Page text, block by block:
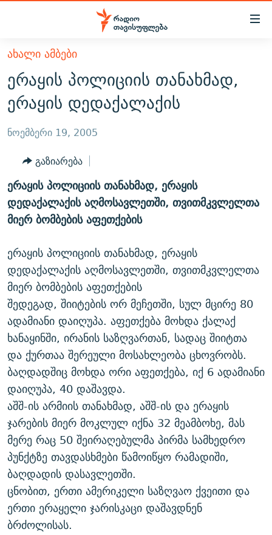
Accessibility
მთავარ
შინაარსზე
დაბრუნება
მთავარ
დაბრუნება
ძიებაზე
დაბრუნება
ᲐᲮᲐᲚᲘ ᲐᲛᲑᲔᲑᲘ
ᲗᲔᲛᲔᲑᲘ
ᲞᲝᲚᲘᲢᲘᲙᲐ
ᲔᲙᲝᲜᲝᲛᲘᲙᲐ
ᲡᲐᲖᲝᲒᲐᲓᲝᲔᲑᲐ
ᲡᲞᲝᲠᲢᲘ
ᲕᲘᲓᲔᲝ
ᲑᲚᲝᲒᲔᲑᲘ
ᲞᲝᲓᲙᲐᲡᲢᲔᲑᲘ
ᲜᲘᲙᲝᲡ ᲞᲝᲓᲙᲐᲡᲢᲘ
60 ᲓᲔᲪᲘᲑᲔᲚᲘ
ᲓᲘᲚᲘᲡ ᲡᲐᲣᲑᲠᲔᲑᲘ
ᲛᲝᲚᲐᲞᲐᲠᲐᲙᲔ ᲢᲔᲥᲡᲢᲔᲑᲘ
ᲨᲘᲜ - ᲣᲪᲮᲝᲔᲗᲨᲘ
ᲚᲘᲢᲔᲠᲐᲢᲣᲠᲣᲚᲘ ᲬᲐᲮᲜᲐᲒᲔᲑᲘ
ᲐᲛᲔᲠᲘᲙᲣᲚᲘ ᲛᲝᲗᲮᲠᲝᲑᲐ
ᲘᲛᲞᲔᲠᲘᲐ ᲓᲐ ᲠᲐᲓᲘᲝ
ᲗᲐᲕᲘᲡᲣᲤᲚᲔᲑᲘᲡ ᲛᲝᲜᲘᲢᲝᲠᲘ
ᲤᲔᲜᲝᲕᲐᲜᲘ - 2.10
ᲗᲥᲕᲔᲜᲘ ᲞᲣᲑᲚᲘᲙᲐᲪᲘᲔᲑᲘ
ᲞᲠᲝᲔᲥᲢᲔᲑᲘ
ᲓᲐᲛᲝᲣᲙᲘᲓᲔᲑᲚᲝᲑᲘᲡ 100 ᲬᲔᲚᲘ
ᲩᲔᲛᲘ ᲡᲘᲙᲕᲓᲘᲚᲘᲡ ᲛᲘᲖᲔᲖᲘᲐ COVID-19
11 ᲬᲔᲚᲘ - 11 ᲐᲛᲑᲐᲕᲘ
ᲡᲐᲞᲐᲠᲚᲐᲛᲔᲜᲢᲝ ᲐᲠᲩᲔᲕᲜᲔᲑᲘᲡ ᲘᲡᲢᲝᲠᲘᲐ
ᲑᲐᲕᲨᲕᲔᲑᲘ ᲞᲠᲝᲡᲢᲘᲢᲣᲪᲘᲐᲨᲘ - ᲐᲛᲝᲣᲗᲥᲛᲔᲚᲘ ᲐᲛᲑᲐᲕᲘ
5 ᲐᲛᲑᲐᲕᲘ - 20 ᲘᲕᲜᲘᲡᲡ ᲓᲐᲨᲐᲕᲔᲑᲣᲚᲔᲑᲘ
ᲐᲒᲕᲘᲡᲢᲝᲡ ᲝᲛᲘ
ПРИВЕТ ᲙᲣᲚᲢᲣᲠᲐ
ЭХО КАВКАЗА
ᲒᲐᲛᲝᲘᲬᲔᲠᲔ
რთე/რთ-ის ყველა საიტი
ᲐᲮᲐᲚᲘ ᲐᲛᲑᲔᲑᲘ
ერაყის პოლიციის თანახმად,
ერაყის დედაქალაქის
ნოემბერი 19, 2005
გაზიარება
ერაყის პოლიციის თანახმად, ერაყის
დედაქალაქის აღმოსავლეთში, თვითმკვლელთა
მიერ ბომბების აფეთქების
ერაყის პოლიციის თანახმად, ერაყის
დედაქალაქის აღმოსავლეთში, თვითმკვლელთა
მიერ ბომბების აფეთქების
შედეგად, შიიტების ორ მეჩეთში, სულ მცირე 80
ადამიანი დაიღუპა. აფეთქება მოხდა ქალაქ
ხანაყინში, ირანის საზღვართან, სადაც შიიტთა
და ქურთაა შერეული მოსახლეობა ცხოვრობს.
ბაღდადშიც მოხდა ორი აფეთქება, იქ 6 ადამიანი
დაიღუპა, 40 დაშავდა.
აშშ-ის არმიის თანახმად, აშშ-ის და ერაყის
ჯარების მიერ მოკლულ იქნა 32 მეამბოხე, მას
მერე რაც 50 შეირაღებულმა პირმა სამხედრო
პუნქტზე თავდასხმები წამოიწყო რამადიში,
ბაღდადის დასავლეთში.
ცნობით, ერთი ამერიკელი საზღვაო ქვეითი და
ერთი ერაყელი ჯარისკაცი დაშავდნენ
ბრძოლისას.